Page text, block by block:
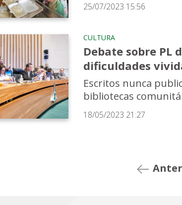
25/07/2023 15:56
CULTURA
Debate sobre PL
dificuldades
Escritos nunca
bibliotecas
18/05/2023 21:27